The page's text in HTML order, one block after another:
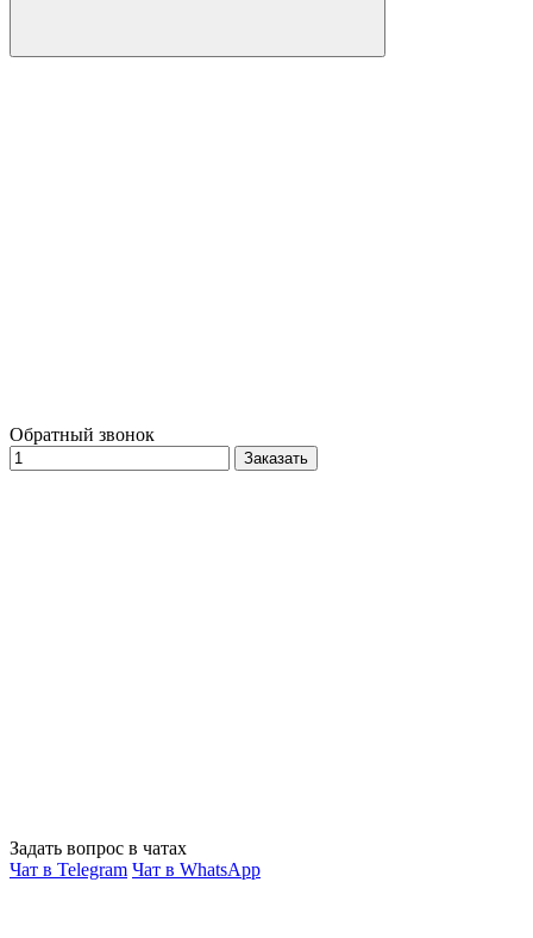
Обратный звонок
Заказать
Задать вопрос в чатах
Чат в Telegram Чат в WhatsApp